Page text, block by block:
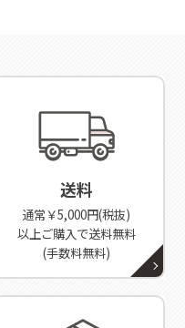
送料
通常￥5,000円(税抜)
以上ご購入で送料無料
(手数料無料)